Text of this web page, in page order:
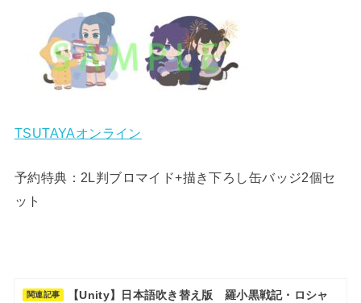
TSUTAYAオンライン
予約特典：2L判ブロマイド+描き下ろし缶バッジ2個セ
ット
関連記事
【Unity】日本語吹き替え版 羅小黒戦記・ロシャ